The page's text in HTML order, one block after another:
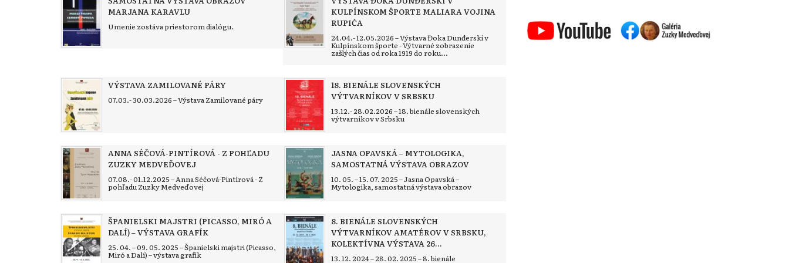
MARJANA KARAVLU
Umenie zostáva priestorom dialógu.
KULPÍNSKOM ŠPORTE MALIARA VOJINA
RUPIĆA
24.04.- 12.05.2026 – Výstava Đoka Dunđerski v
Kulpínskom športe - Výtvarné zobrazenie
zašlých čias od roka 1919 do roku...
VÝSTAVA ZAMILOVANÉ PÁRY
07.03.- 30.03.2026 – Výstava Zamilované páry
18. BIENÁLE SLOVENSKÝCH
VÝTVARNÍKOV V SRBSKU
13.12.- 28.02.2026 – 18. bienále slovenských
výtvarníkov v Srbsku
ANNA SÉČOVÁ-PINTÍROVÁ - Z POHĽADU
ZUZKY MEDVEĎOVEJ
07.08.- 01.12.2025 – Anna Séčová-Pintírová - Z
pohľadu Zuzky Medveďovej
JASNA OPAVSKÁ – MYTOLOGIKA,
SAMOSTATNÁ VÝSTAVA OBRAZOV
10. 05. – 15. 07. 2025 – Jasna Opavská –
Mytologika, samostatná výstava obrazov
ŠPANIELSKI MAJSTRI (PICASSO, MIRÓ A
DALÍ) – VÝSTAVA GRAFÍK
25. 04. – 09. 05. 2025 – Španielski majstri (Picasso,
Miró a Dalí) – výstava grafík
8. BIENÁLE SLOVENSKÝCH
VÝTVARNÍKOV AMATÉROV V SRBSKU,
KOLEKTÍVNA VÝSTAVA 26...
13. 12. 2024 – 28. 02. 2025 – 8. bienále